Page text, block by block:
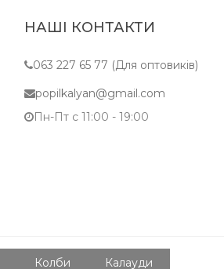
НАШІ КОНТАКТИ
063 227 65 77 (Для оптовиків)
popilkalyan@gmail.com
Пн-Пт c 11:00 - 19:00
Колби Калауди